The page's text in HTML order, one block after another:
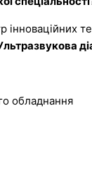
інноваційних
обладнання